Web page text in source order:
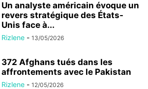
Un analyste américain évoque un
revers stratégique des États-
Unis face à...
Rizlene - 13/05/2026
372 Afghans tués dans les
affrontements avec le Pakistan
Rizlene - 12/05/2026